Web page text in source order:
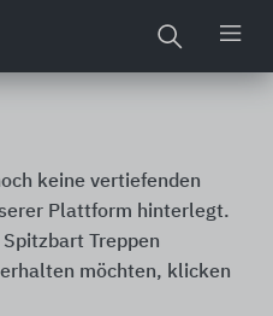
keine vertiefenden
Plattform hinterlegt.
Treppen
möchten, klicken